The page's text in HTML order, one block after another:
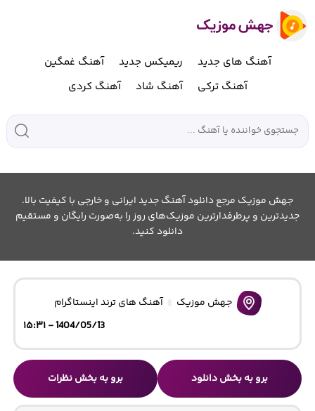
آهنگ های جدید ریمیکس جدید
آهنگ غمگین
آهنگ ترکی
آهنگ شاد آهنگ کردی
جهش موزیک مرجع دانلود آهنگ جدید ایرانی و خارجی با کیفیت بالا.
جدیدترین و پرطرفدارترین موزیک‌های روز را به‌صورت رایگان و مستقیم
دانلود کنید.
جهش موزیک
آهنگ های ترند اینستاگرام
1404/05/13 - ۱۵:۳۱
برو به بخش دانلود برو به بخش نظرات